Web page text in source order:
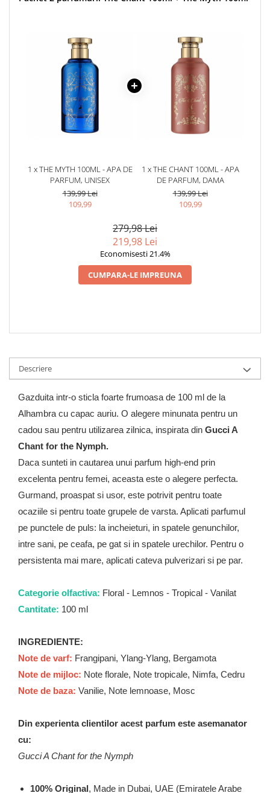
1 x THE MYTH 100ML - APA DE
PARFUM, UNISEX
139,99 Lei
109,99
1 x THE CHANT 100ML - APA
DE PARFUM, DAMA
139,99 Lei
109,99
279,98 Lei
219,98 Lei
Economisesti 21.4%
CUMPARA-LE IMPREUNA
Descriere
Gazduita intr-o sticla foarte frumoasa de 100 ml de la
Alhambra cu capac auriu. O alegere minunata pentru un
cadou sau pentru utilizarea zilnica, inspirata din Gucci A
Chant for the Nymph.
Daca sunteti in cautarea unui parfum high-end prin
excelenta pentru femei, aceasta este o alegere perfecta.
Gurmand, proaspat si usor, este potrivit pentru toate
ocaziile si pentru toate grupele de varsta. Aplicati parfumul
pe punctele de puls: la incheieturi, in spatele genunchilor,
intre sani, pe ceafa, pe gat si in spatele urechilor. Pentru o
persistenta mai mare, aplicati cateva pulverizari si pe par.
Categorie olfactiva: Floral - Lemnos - Tropical - Vanilat
Cantitate: 100 ml
INGREDIENTE:
Note de varf: Frangipani, Ylang-Ylang, Bergamota
Note de mijloc: Note florale, Note tropicale, Nimfa, Cedru
Note de baza: Vanilie, Note lemnoase, Mosc
Din experienta clientilor acest parfum este asemanator
cu:
Gucci A Chant for the Nymph
100% Original, Made in Dubai, UAE (Emiratele Arabe